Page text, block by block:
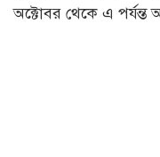
অক্টোবর থেকে এ পর্যন্ত